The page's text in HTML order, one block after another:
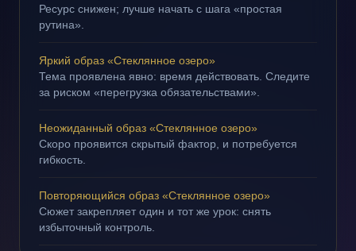
Ресурс снижен; лучше начать с шага «простая
рутина».
Яркий образ «Стеклянное озеро»
Тема проявлена явно: время действовать. Следите
за риском «перегрузка обязательствами».
Неожиданный образ «Стеклянное озеро»
Скоро проявится скрытый фактор, и потребуется
гибкость.
Повторяющийся образ «Стеклянное озеро»
Сюжет закрепляет один и тот же урок: снять
избыточный контроль.